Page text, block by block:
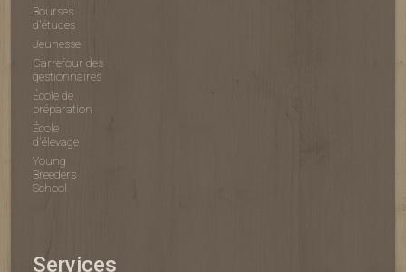
Bourses
d'études
Jeunesse
Carrefour des
gestionnaires
École de
préparation
École
d'élevage
Young
Breeders
School
Services